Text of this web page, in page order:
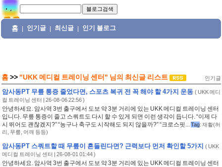
홈 인기글 최신글 인기 블로그
홈 >> "UKK 메디컬 트레이닝 센터" 님의 최신글 리스트 인기글
암사동PT 무릎 통증 줄었다면, 스포츠 복귀 전 꼭 해야 할 4가지 운동 (UKK 메디
컬 트레이닝 센터 | 26-08-06 22:56 )
안녕하세요. 암사역 3번 출구에서 도보 약 3분 거리에 있는 UKK 메디컬 트레이닝 센터
입니다. 무릎 통증이 줄고 스쿼트도 다시 할 수 있게 되면 이런 생각이 듭니다. “이제 다
시 뛰어도 괜찮겠지?” “농구나 축구도 시작해도 되지 않을까?” “크로스핏...Tag: 재활(허
리 무릎 어깨 등등)
암사동PT 스쿼트할 때 무릎이 흔들린다면? 근력보다 먼저 확인할 5가지 (UKK
메디컬 트레이닝 센터 | 26-08-01 01:44 )
안녕하세요. 암사역 3번 출구에서 도보 약 3분 거리에 있는 UKK 메디컬 트레이닝 센터